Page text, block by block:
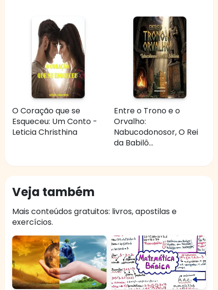
O Coração que se
Esqueceu: Um Conto -
Leticia Christhina
Entre o Trono e o
Orvalho:
Nabucodonosor, O Rei
da Babilô...
Veja também
Mais conteúdos gratuitos: livros, apostilas e
exercícios.